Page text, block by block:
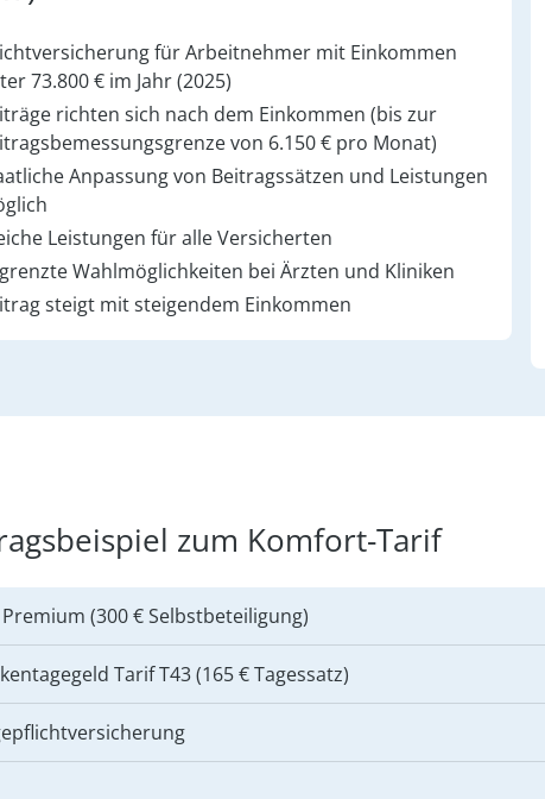
für Arbeitnehmer mit Einkommen
73.800 € im Jahr (2025)
richten sich nach dem Einkommen (bis zur
von 6.150 € pro Monat)
Anpassung von Beitragssätzen und Leistungen
Leistungen für alle Versicherten
Wahlmöglichkeiten bei Ärzten und Kliniken
steigt mit steigendem Einkommen
zum Komfort-Tarif
(300 € Selbstbeteiligung)
Tarif T43 (165 € Tagessatz)